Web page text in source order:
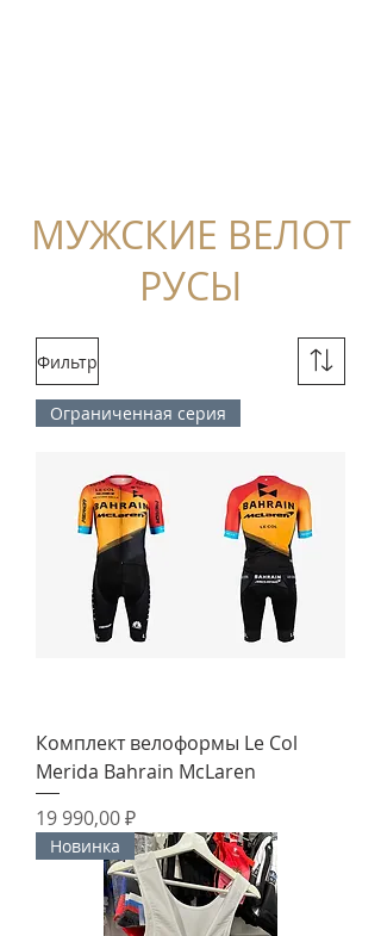
МУЖСКИЕ ВЕЛОТ
РУСЫ
Фильтр
Ограниченная серия
Комплект велоформы Le Col
Merida Bahrain McLaren
Цена
19 990,00 ₽
Новинка